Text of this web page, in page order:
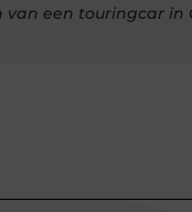
van een touringcar in